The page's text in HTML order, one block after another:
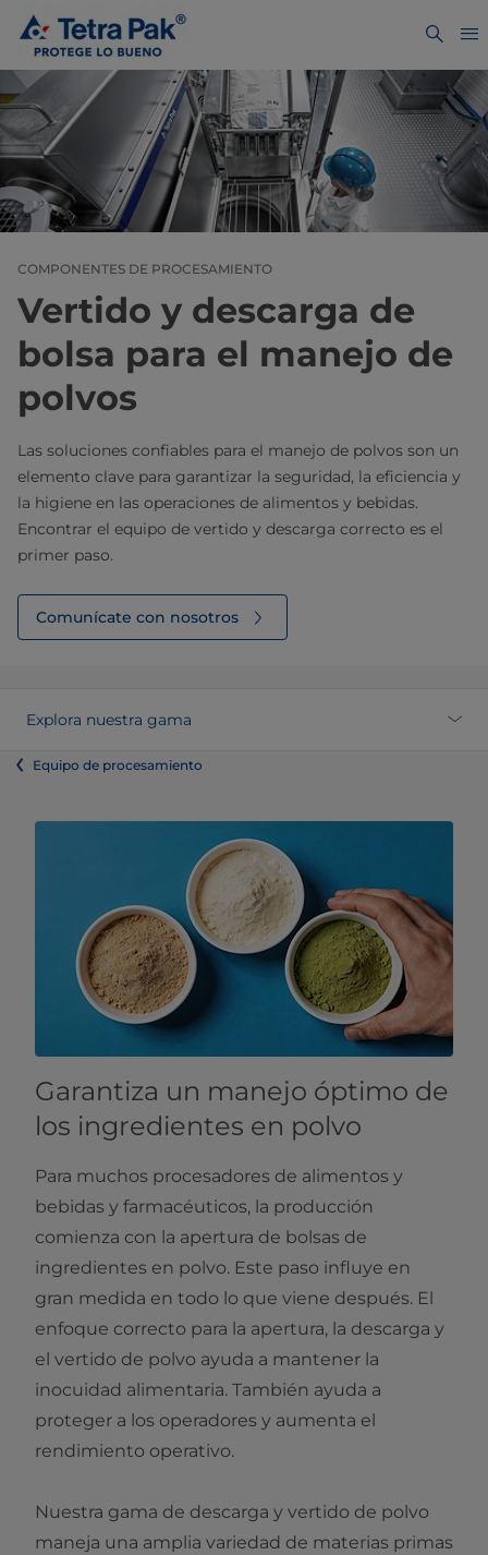
COMPONENTES DE PROCESAMIENTO
Vertido y descarga de
bolsa para el manejo de
polvos
Las soluciones confiables para el manejo de polvos son un
elemento clave para garantizar la seguridad, la eficiencia y
la higiene en las operaciones de alimentos y bebidas.
Encontrar el equipo de vertido y descarga correcto es el
primer paso.
Comunícate con nosotros
Explora nuestra gama
Equipo de procesamiento
Garantiza un manejo óptimo de
los ingredientes en polvo
Para muchos procesadores de alimentos y
bebidas y farmacéuticos, la producción
comienza con la apertura de bolsas de
ingredientes en polvo. Este paso influye en
gran medida en todo lo que viene después. El
enfoque correcto para la apertura, la descarga y
el vertido de polvo ayuda a mantener la
inocuidad alimentaria. También ayuda a
proteger a los operadores y aumenta el
rendimiento operativo.
Nuestra gama de descarga y vertido de polvo
maneja una amplia variedad de materias primas